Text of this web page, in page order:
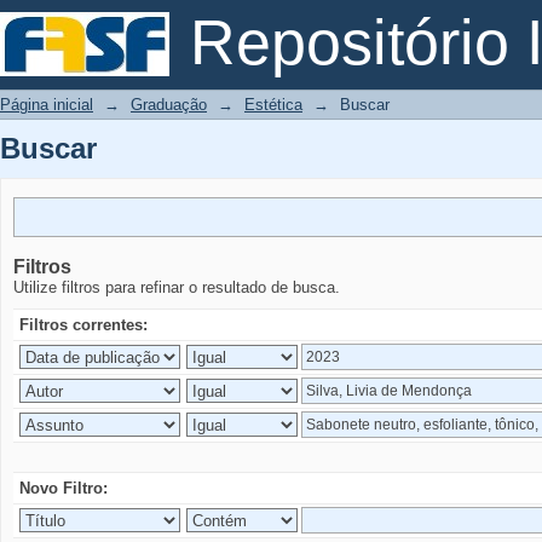
Repositório
Buscar
Página inicial → Graduação → Estética → Buscar
Buscar
Filtros
Utilize filtros para refinar o resultado de busca.
Filtros correntes:
Novo Filtro: